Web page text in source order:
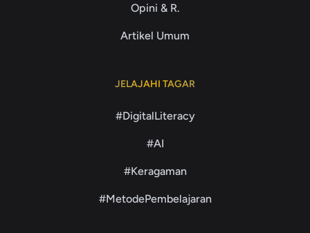
Opini & R.
Artikel Umum
JELAJAHI TAGAR
#DigitalLiteracy
#AI
#Keragaman
#MetodePembelajaran